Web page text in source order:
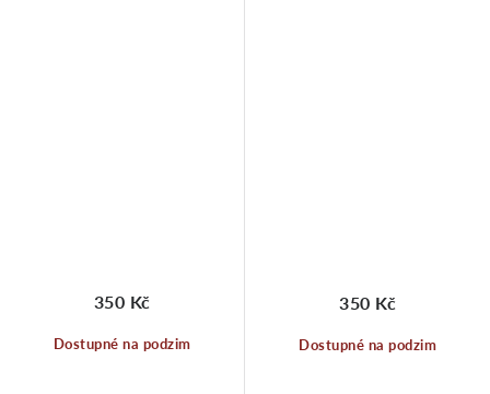
Dostupné na podzim
350 Kč
Dostupné na podzim
350 Kč